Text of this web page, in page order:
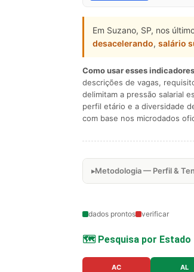
Em Suzano, SP, nos
desacelerando, salário
Como usar esses
descrições de vagas,
delimitam a pressão salarial
perfil etário e a diversidade
com base nos microdados
Metodologia — Perfil &
dados prontos verificar
🗺️ Pesquisa por Estado
AC AL